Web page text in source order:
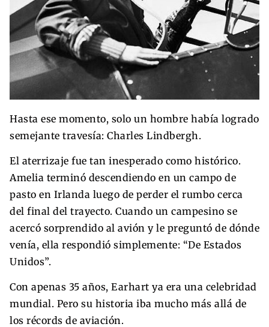
Hasta ese momento, solo un hombre había logrado
semejante travesía: Charles Lindbergh.
El aterrizaje fue tan inesperado como histórico.
Amelia terminó descendiendo en un campo de
pasto en Irlanda luego de perder el rumbo cerca
del final del trayecto. Cuando un campesino se
acercó sorprendido al avión y le preguntó de dónde
venía, ella respondió simplemente: “De Estados
Unidos”.
Con apenas 35 años, Earhart ya era una celebridad
mundial. Pero su historia iba mucho más allá de
los récords de aviación.